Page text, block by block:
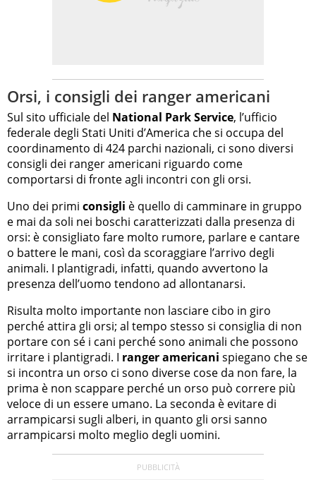
Orsi, i consigli dei ranger americani
Sul sito ufficiale del National Park Service, l’ufficio
federale degli Stati Uniti d’America che si occupa del
coordinamento di 424 parchi nazionali, ci sono diversi
consigli dei ranger americani riguardo come
comportarsi di fronte agli incontri con gli orsi.
Uno dei primi consigli è quello di camminare in gruppo
e mai da soli nei boschi caratterizzati dalla presenza di
orsi: è consigliato fare molto rumore, parlare e cantare
o battere le mani, così da scoraggiare l’arrivo degli
animali. I plantigradi, infatti, quando avvertono la
presenza dell’uomo tendono ad allontanarsi.
Risulta molto importante non lasciare cibo in giro
perché attira gli orsi; al tempo stesso si consiglia di non
portare con sé i cani perché sono animali che possono
irritare i plantigradi. I ranger americani spiegano che se
si incontra un orso ci sono diverse cose da non fare, la
prima è non scappare perché un orso può correre più
veloce di un essere umano. La seconda è evitare di
arrampicarsi sugli alberi, in quanto gli orsi sanno
arrampicarsi molto meglio degli uomini.